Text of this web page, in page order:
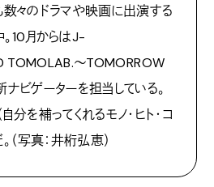
数々のドラマや映画に出演する
10月からはJ-
TOMOLAB.～TOMORROW
ビゲーターを担当している。
分を補ってくれるモノ・ヒト・コ
（写真：井桁弘恵）